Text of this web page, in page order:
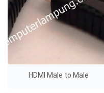
HDMI Male to Male